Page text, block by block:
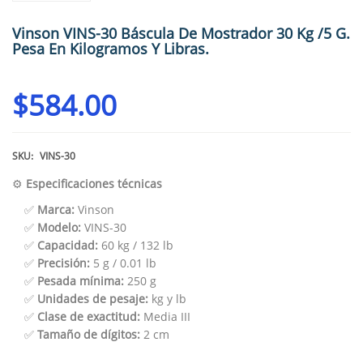
Vinson VINS-30 Báscula De Mostrador 30 Kg /5 G.
Pesa En Kilogramos Y Libras.
$584.00
SKU: VINS-30
⚙️ Especificaciones técnicas
✅ Marca: Vinson
✅ Modelo: VINS-30
✅ Capacidad: 60 kg / 132 lb
✅ Precisión: 5 g / 0.01 lb
✅ Pesada mínima: 250 g
✅ Unidades de pesaje: kg y lb
✅ Clase de exactitud: Media III
✅ Tamaño de dígitos: 2 cm